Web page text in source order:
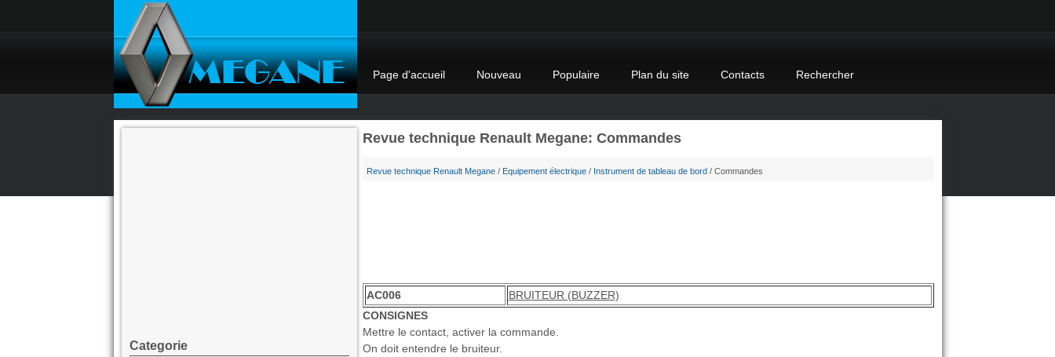
Page d'accueil Nouveau Populaire Plan du site Contacts Rechercher
Revue technique Renault Megane: Commandes
Revue technique Renault Megane/ Equipement électrique/ Instrument de tableau de bord/ Commandes
AC006
BRUITEUR (BUZZER)
CONSIGNES
Mettre le contact, activer la commande.
On doit entendre le bruiteur.
Categorie